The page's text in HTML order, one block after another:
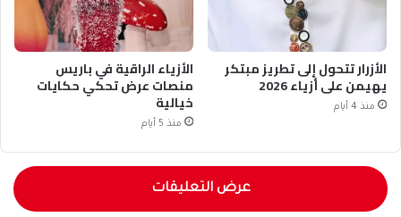
الأزرار تتحول إلى تطريز مبتكر
يهيمن على أزياء 2026
منذ 4 أيام
الأزياء الراقية في باريس
منصات عرض تحكي حكايات
خيالية
منذ 5 أيام
عرض التعليقات